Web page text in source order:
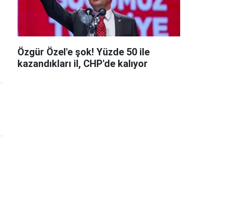
Özgür Özel'e şok! Yüzde 50 ile
kazandıkları il, CHP'de kalıyor